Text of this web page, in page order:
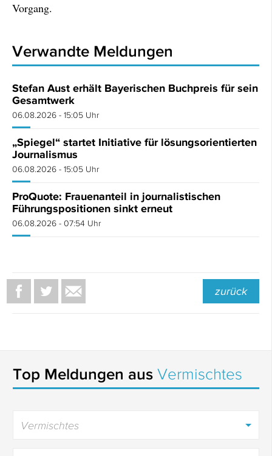
Vorgang.
Verwandte Meldungen
Stefan Aust erhält Bayerischen Buchpreis für sein
Gesamtwerk
06.08.2026 - 15:05 Uhr
„Spiegel“ startet Initiative für lösungsorientierten
Journalismus
06.08.2026 - 15:05 Uhr
ProQuote: Frauenanteil in journalistischen
Führungspositionen sinkt erneut
06.08.2026 - 07:54 Uhr
zurück
Top Meldungen aus Vermischtes
Vermischtes